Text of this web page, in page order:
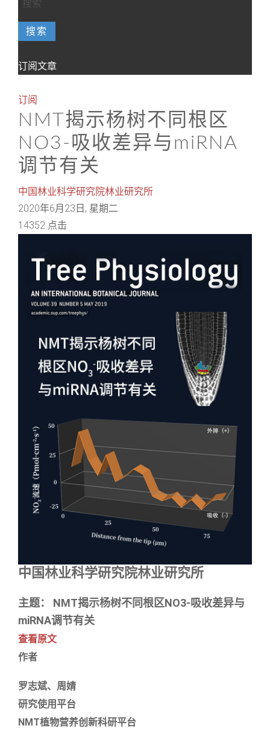
搜索
订阅文章
订阅
NMT揭示杨树不同根区
NO3-吸收差异与miRNA
调节有关
中国林业科学研究院林业研究所
2020年6月23日, 星期二
14352 点击
中国林业科学研究院林业研究所
主题： NMT揭示杨树不同根区NO3-吸收差异与
miRNA调节有关
查看原文
作者
罗志斌、周婧
研究使用平台
NMT植物营养创新科研平台